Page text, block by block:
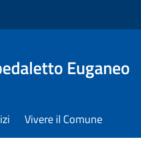
Euganeo
Vivere il Comune